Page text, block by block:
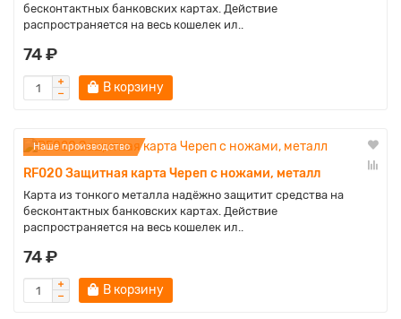
бесконтактных банковских картах. Действие
распространяется на весь кошелек ил..
74 ₽
В корзину
Наше производство
RF020 Защитная карта Череп с ножами, металл
Карта из тонкого металла надёжно защитит средства на
бесконтактных банковских картах. Действие
распространяется на весь кошелек ил..
74 ₽
В корзину